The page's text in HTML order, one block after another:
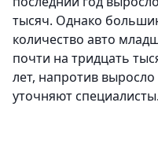
тысяч. Однако
количество авто
почти на тридцать
лет, напротив
уточняют специалисты.